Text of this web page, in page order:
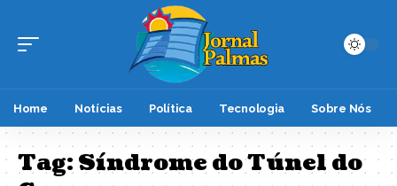
Home Notícias Política Tecnologia Sobre Nós
Tag:Síndrome do Túnel do